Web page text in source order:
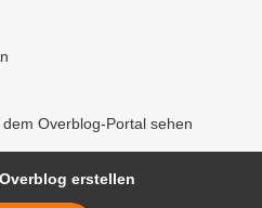
Overblog-Portal sehen
erstellen